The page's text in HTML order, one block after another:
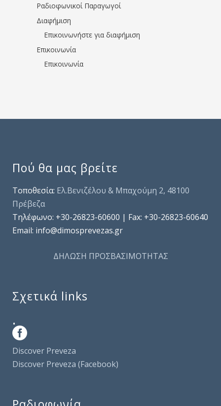
Ραδιοφωνικοί Παραγωγοί
Διαφήμιση
Επικοινωνήστε για διαφήμιση
Επικοινωνία
Επικοινωνία
Πού θα μας βρείτε
Τοποθεσία: Ελ.Βενιζέλου & Μπαχούμη 2, 48100
Πρέβεζα
Τηλέφωνo: +30-26823-60600 | Fax: +30-26823-60640
Email: info@dimosprevezas.gr
ΔΗΛΩΣΗ ΠΡΟΣΒΑΣΙΜΟΤΗΤΑΣ
Σχετικά links
.
Discover Preveza
Discover Preveza (Facebook)